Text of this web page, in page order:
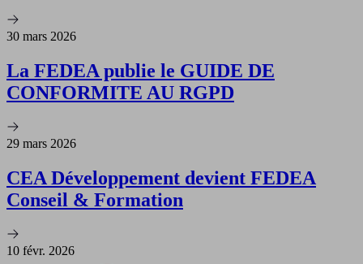
30 mars 2026
La FEDEA publie le GUIDE DE
CONFORMITE AU RGPD
29 mars 2026
CEA Développement devient FEDEA
Conseil & Formation
10 févr. 2026